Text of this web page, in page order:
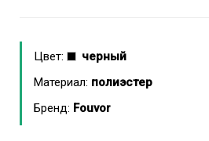
Цвет:
черный
Материал: полиэстер
Бренд: Fouvor